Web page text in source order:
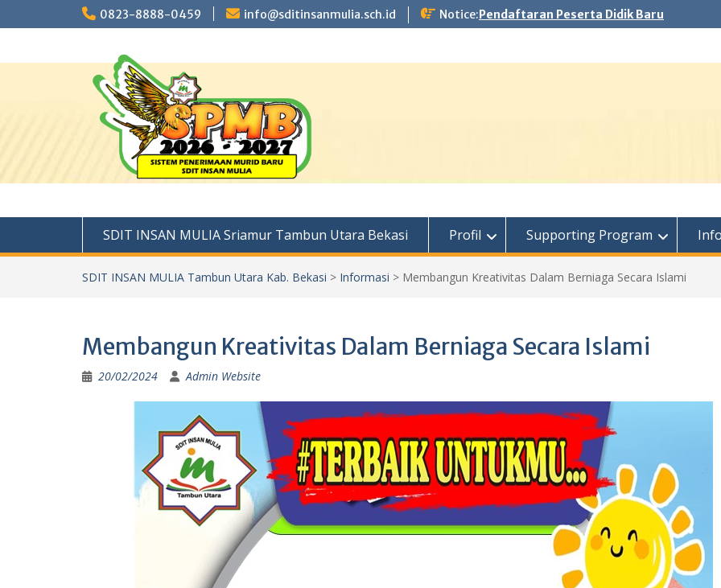
to
0823-8888-0459 info@sditinsanmulia.sch.id Notice:Pendaftaran Peserta Didik Baru
SDIT INSAN MULIA Sriamur Tambun Utara Bekasi Profil Supporting Program
SDIT INSAN MULIA Tambun Utara Kab. Bekasi > Informasi > Membangun Kreativitas Dalam Berniaga Secara Islami
Membangun Kreativitas Dalam Berniaga Secara Islami
20/02/2024 Admin Website